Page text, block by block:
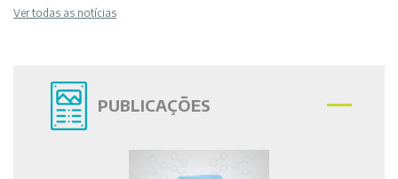
Ver todas as notícias
PUBLICAÇÕES